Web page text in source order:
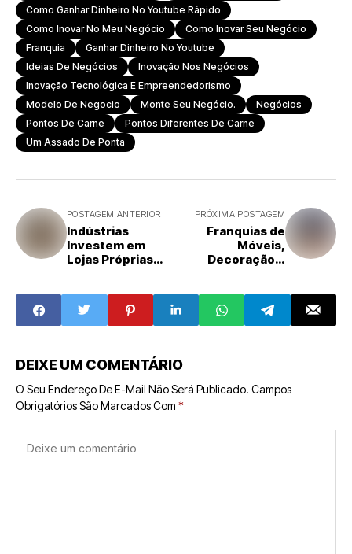
Como Ganhar Dinheiro No Youtube Rápido
Como Inovar No Meu Negócio
Como Inovar Seu Negócio
Franquia
Ganhar Dinheiro No Youtube
Ideias De Negócios
Inovação Nos Negócios
Inovação Tecnológica E Empreendedorismo
Modelo De Negocio
Monte Seu Negócio.
Negócios
Pontos De Carne
Pontos Diferentes De Carne
Um Assado De Ponta
POSTAGEM ANTERIOR
Indústrias
Investem em
Lojas Próprias
Impulsionar
Vendas
PRÓXIMA POSTAGEM
Franquias de
Móveis,
Decoração e
Crescimento no
Brasil em 2024
DEIXE UM COMENTÁRIO
O Seu Endereço De E-Mail Não Será Publicado. Campos
Obrigatórios São Marcados Com *